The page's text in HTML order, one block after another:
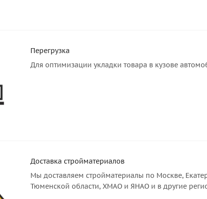
Перегрузка
Для оптимизации укладки товара в кузове
Доставка стройматериалов
Мы доставляем стройматериалы по Москве,
Тюменской области, ХМАО и ЯНАО и в другие